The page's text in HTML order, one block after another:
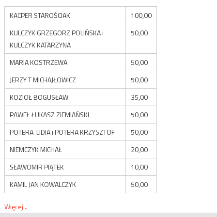
KACPER STAROŚCIAK
100,00
KULCZYK GRZEGORZ POLIŃSKA i
KULCZYK KATARZYNA
50,00
MARIA KOSTRZEWA
50,00
JERZY T MICHAJŁOWICZ
50,00
KOZIOŁ BOGUSŁAW
35,00
PAWEŁ ŁUKASZ ZIEMIAŃSKI
50,00
POTERA LIDIA i POTERA KRZYSZTOF
50,00
NIEMCZYK MICHAŁ
20,00
SŁAWOMIR PIĄTEK
10,00
KAMIL JAN KOWALCZYK
50,00
Więcej...